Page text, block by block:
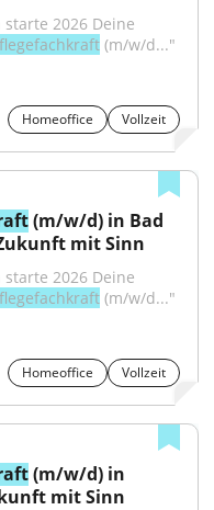
2026 Deine
(m/w/d..."
Homeoffice Vollzeit
(m/w/d) in Bad
mit Sinn
2026 Deine
(m/w/d..."
Homeoffice Vollzeit
(m/w/d) in
mit Sinn